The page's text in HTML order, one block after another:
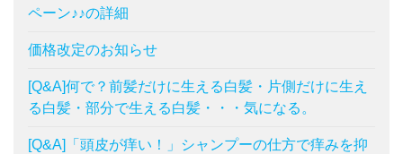
ペーン♪♪の詳細
価格改定のお知らせ
[Q&A]何で？前髪だけに生える白髪・片側だけに生え
る白髪・部分で生える白髪・・・気になる。
[Q&A]「頭皮が痒い！」シャンプーの仕方で痒みを抑